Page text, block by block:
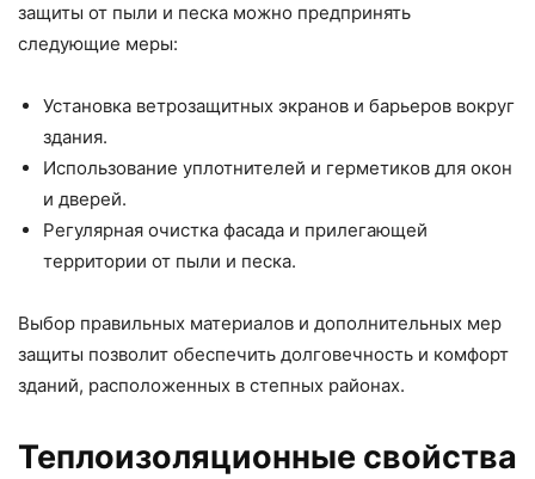
защиты от пыли и песка можно предпринять
следующие меры:
Установка ветрозащитных экранов и барьеров вокруг
здания.
Использование уплотнителей и герметиков для окон
и дверей.
Регулярная очистка фасада и прилегающей
территории от пыли и песка.
Выбор правильных материалов и дополнительных мер
защиты позволит обеспечить долговечность и комфорт
зданий, расположенных в степных районах.
Теплоизоляционные свойства